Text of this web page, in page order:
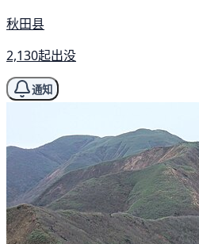
秋田县
2,130起出没
通知